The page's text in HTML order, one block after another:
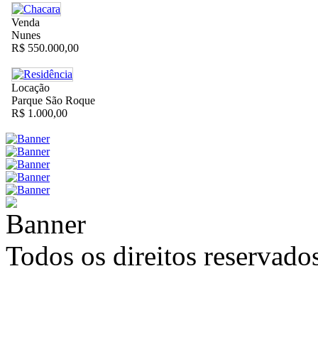
Venda
Nunes
R$ 550.000,00
Locação
Parque São Roque
R$ 1.000,00
Todos os direitos